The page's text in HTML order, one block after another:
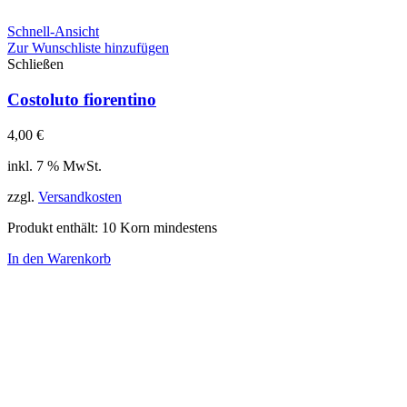
Schnell-Ansicht
Zur Wunschliste hinzufügen
Schließen
Costoluto fiorentino
4,00 €
inkl. 7 % MwSt.
zzgl. Versandkosten
Produkt enthält: 10 Korn mindestens
In den Warenkorb